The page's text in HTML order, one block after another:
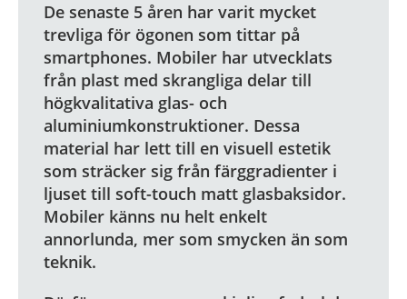
De senaste 5 åren har varit mycket
trevliga för ögonen som tittar på
smartphones. Mobiler har utvecklats
från plast med skrangliga delar till
högkvalitativa glas- och
aluminiumkonstruktioner. Dessa
material har lett till en visuell estetik
som sträcker sig från färggradienter i
ljuset till soft-touch matt glasbaksidor.
Mobiler känns nu helt enkelt
annorlunda, mer som smycken än som
teknik.